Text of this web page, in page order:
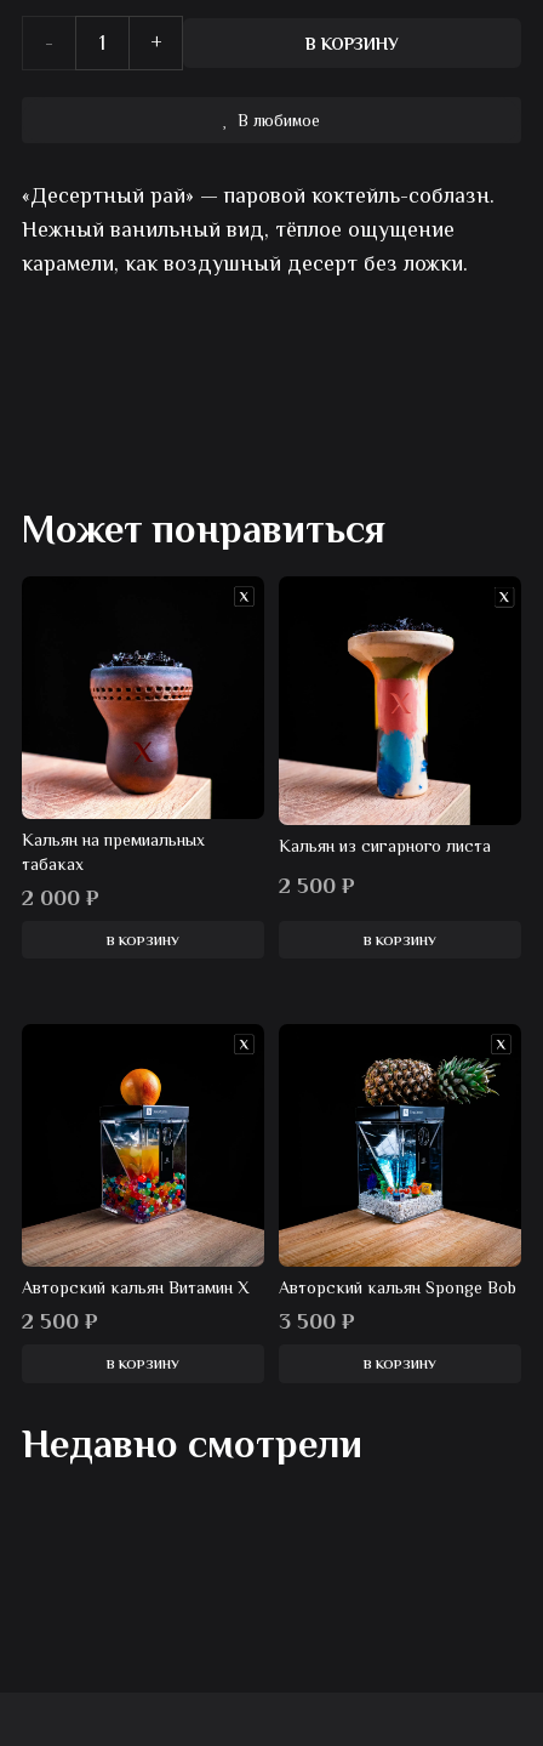
Количество
кальян
Десертный
В КОРЗИНУ
В любимое
«Десертный рай» — паровой коктейль-соблазн.
Нежный ванильный вид, тёплое ощущение
карамели, как воздушный десерт без ложки.
Может понравиться
Кальян на премиальных
табаках
2 000 ₽
В КОРЗИНУ
Кальян из сигарного листа
2 500₽
В КОРЗИНУ
Авторский кальян Витамин Х
2 500 ₽
В КОРЗИНУ
Авторский кальян Sponge Bob
3 500₽
В КОРЗИНУ
Недавно смотрели